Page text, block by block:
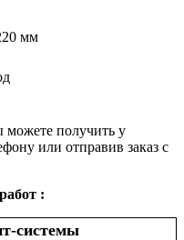
мм
получить у
или отправив заказ с
:
системы